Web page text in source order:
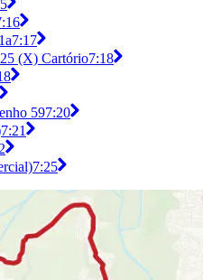
7:17
(X) Cartório7:18
597:20
7:21
7:25